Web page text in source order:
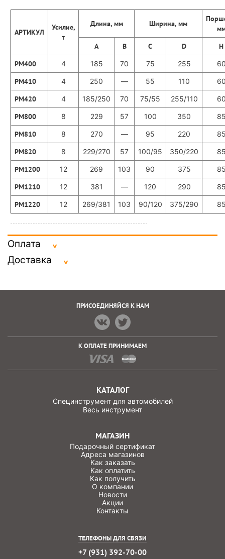
АРТИКУЛ
Усилие,
т
Длина, мм Ширина, мм
А
В С D
Н
PM400
4 185 70 75 255
PM410 4 250 — 55 110
PM420 4 185/250 70 75/55 255/110
PM800 8 229 57 100 350
PM810 8 270 — 95 220
PM820 8 229/270 57 100/95 350/220
PM1200 12 269 103 90 375
PM1210 12 381 — 120 290
PM1220 12 269/381 103 90/120 375/290
Оплата
Доставка
КАТАЛОГ
Специнструмент для автомобилей
Весь инструмент
МАГАЗИН
Подарочный сертификат
Адреса магазинов
Как заказать
Как оплатить
Как получить
О компании
Новости
Акции
Контакты
ТЕЛЕФОНЫ ДЛЯ СВЯЗИ
+7 (931) 392-70-00
ПРИСОЕДИНЯЙСЯ К НАМ
К ОПЛАТЕ ПРИНИМАЕМ